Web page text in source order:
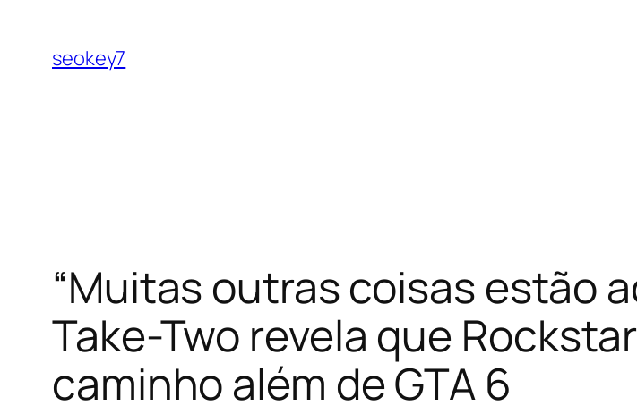
seokey7
“Muitas outras coisas estão
Take-Two revela que
caminho além de GTA 6